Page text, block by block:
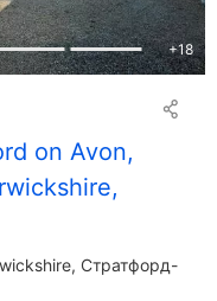
+18
on Avon,
Стратфорд-